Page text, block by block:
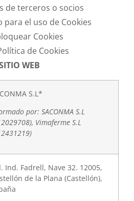
de terceros o socios
el uso de Cookies
Cookies
de Cookies
WEB
S.L*
por: SACONMA S.L
Vimaferme S.L
Ind. Fadrell, Nave 32. 12005,
de la Plana (Castellón),